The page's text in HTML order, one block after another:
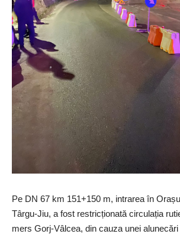
Pe DN 67 km 151+150 m, intrarea în
Târgu-Jiu, a fost restricționată circulația
mers Gorj-Vâlcea, din cauza unei alunecări